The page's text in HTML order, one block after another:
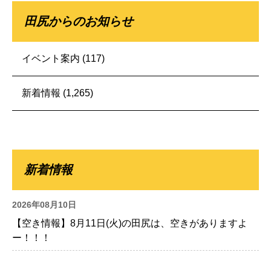
田尻からのお知らせ
イベント案内 (117)
新着情報 (1,265)
新着情報
2026年08月10日
【空き情報】8月11日(火)の田尻は、空きがありますよ
ー！！！